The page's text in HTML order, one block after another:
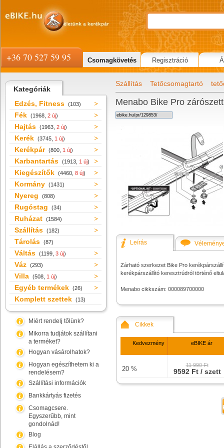
Kategóriák
Edzés, Fitness (103)
Fék (1968, 2 új)
Hajtás (1963, 2 új)
Kerék (3745, 1 új)
Kerékpár (800, 1 új)
Karbantartás (1913, 1 új)
Kiegészítők (4460, 8 új)
Kormány (1431)
Nyereg (808)
Rugóstag (34)
Ruházat (1584)
Szállítás (182)
Tárolás (87)
Váltás (1199, 3 új)
Váz (293)
Villa (508, 1 új)
Egyéb termékek (26)
Komplett szettek (13)
Miért rendelj tőlünk?
Mikorra tudjátok szállítani
a terméket?
Hogyan vásárolhatok?
Hogyan egészíthetem ki a
rendelésem?
Szállítási információk
Bankkártyás fizetés
Csomagcsere.
Egyszerűbb, mint
gondolnád!
Blog
Szállítás Tetőcsomagtartó
Menabo Bike Pro zárószett
Leírás
Zárható szerkezet Bike Pro
kerékpárszállító keresztrúdról történő
Menabo cikkszám: 000089700000
Cikkek
Kedvezmény eBIKE ár
20 % 11 990 Ft
9592 Ft / szett
+36 70 527 59 95 Csomagkövetés Regisztráció